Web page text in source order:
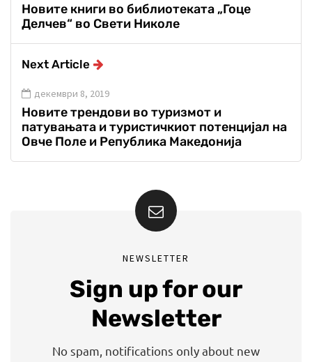
Новите книги во библиотеката „Гоце
Делчев“ во Свети Николе
Next Article
декември 8, 2019
Новите трендови во туризмот и
патувањата и туристичкиот потенцијал на
Овче Поле и Република Македонија
NEWSLETTER
Sign up for our
Newsletter
No spam, notifications only about new